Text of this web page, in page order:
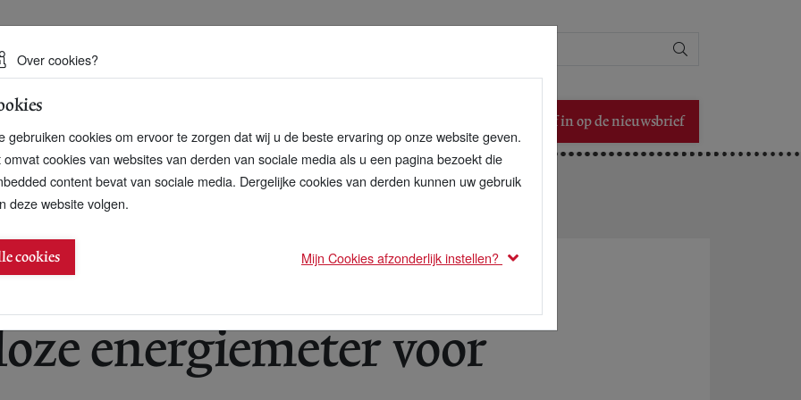
duurzame toekomst
Schrijf in op de nieuwsbrief
570.000 gebruikers
energiemeter voor
Over cookies?
gebruiken cookies om ervoor te zorgen dat wij u de beste ervaring op onze website geven.
omvat cookies van websites van derden van sociale media als u een pagina bezoekt die
content bevat van sociale media. Dergelijke cookies van derden kunnen uw gebruik
deze website volgen.
cookies Mijn Cookies afzonderlijk instellen?